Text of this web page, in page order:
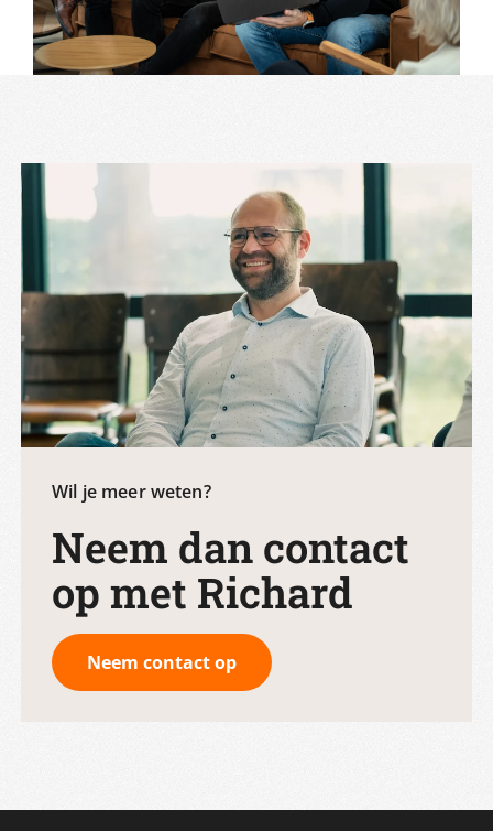
Wil je meer weten?
Neem dan contact
op met Richard
Neem contact op